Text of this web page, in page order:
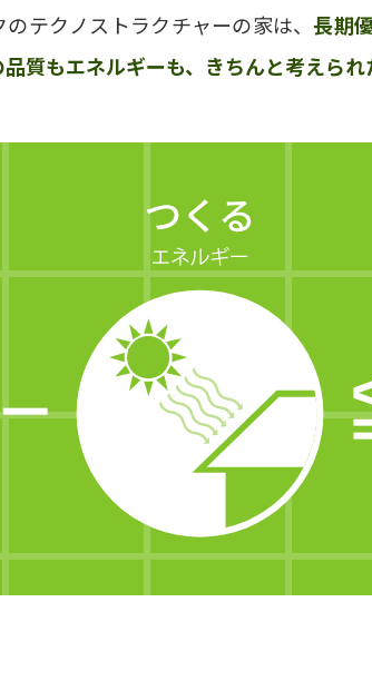
テクノストラクチャーの家は、長期
質もエネルギーも、きちんと考えられ